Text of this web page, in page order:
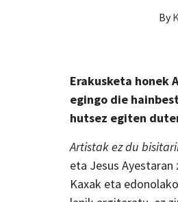
By
Erakusketa honek
egingo die
hutsez egiten
Artistak ez du
eta Jesus
Kaxak eta